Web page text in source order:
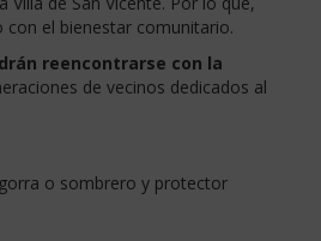
el bienestar comunitario.
reencontrarse con la
de vecinos dedicados al
o sombrero y protector